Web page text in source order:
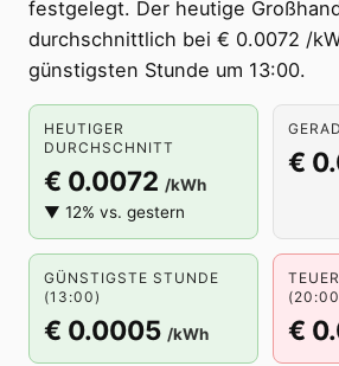
festgelegt. Der heutige
durchschnittlich bei € 0.0072 /
günstigsten Stunde um 13:00.
HEUTIGER
DURCHSCHNITT
€ 0.0072 /kWh
▼ 12% vs. gestern
€
GÜNSTIGSTE STUNDE
(13:00)
€ 0.0005 /kWh €